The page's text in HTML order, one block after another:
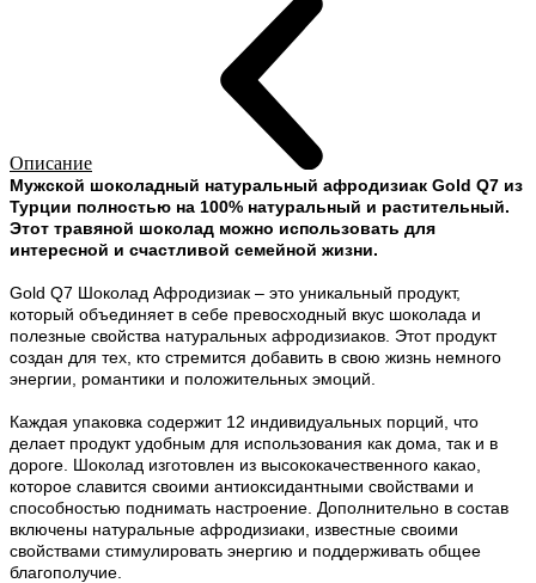
Описание
Мужской шоколадный натуральный афродизиак Gold Q7 из
Турции полностью на 100% натуральный и растительный.
Этот травяной шоколад можно использовать для
интересной и счастливой семейной жизни.
Gold Q7 Шоколад Афродизиак – это уникальный продукт,
который объединяет в себе превосходный вкус шоколада и
полезные свойства натуральных афродизиаков. Этот продукт
создан для тех, кто стремится добавить в свою жизнь немного
энергии, романтики и положительных эмоций.
Каждая упаковка содержит 12 индивидуальных порций, что
делает продукт удобным для использования как дома, так и в
дороге. Шоколад изготовлен из высококачественного какао,
которое славится своими антиоксидантными свойствами и
способностью поднимать настроение. Дополнительно в состав
включены натуральные афродизиаки, известные своими
свойствами стимулировать энергию и поддерживать общее
благополучие.